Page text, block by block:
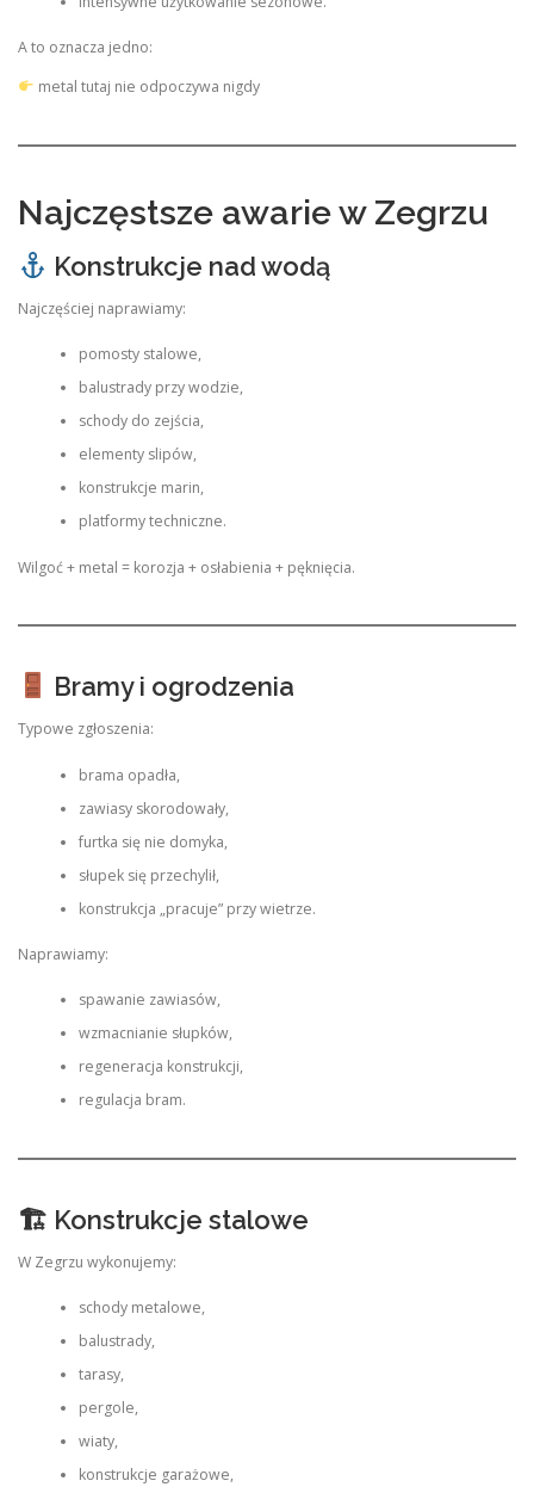
A to oznacza jedno:
metal tutaj nie odpoczywa nigdy
Najczęstsze awarie w Zegrzu
Konstrukcje nad wodą
Najczęściej naprawiamy:
pomosty stalowe,
balustrady przy wodzie,
schody do zejścia,
elementy slipów,
konstrukcje marin,
platformy techniczne.
Wilgoć + metal = korozja + osłabienia + pęknięcia.
Bramy i ogrodzenia
Typowe zgłoszenia:
brama opadła,
zawiasy skorodowały,
furtka się nie domyka,
słupek się przechylił,
konstrukcja „pracuje” przy wietrze.
Naprawiamy:
spawanie zawiasów,
wzmacnianie słupków,
regeneracja konstrukcji,
regulacja bram.
🏗 Konstrukcje stalowe
W Zegrzu wykonujemy:
schody metalowe,
balustrady,
tarasy,
pergole,
wiaty,
konstrukcje garażowe,